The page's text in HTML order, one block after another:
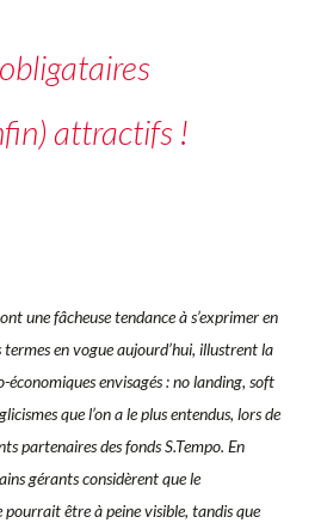
attractifs !
une fâcheuse tendance à s’exprimer en
en vogue aujourd’hui, illustrent la
économiques envisagés : no landing, soft
que l’on a le plus entendus, lors de
partenaires des fonds S.Tempo. En
gérants considèrent que le
être à peine visible, tandis que